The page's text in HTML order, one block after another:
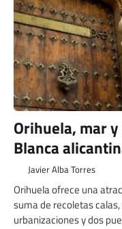
Orihuela, mar
Blanca
Javier Alba Torres
Orihuela ofrece una
suma de recoletas
urbanizaciones y dos